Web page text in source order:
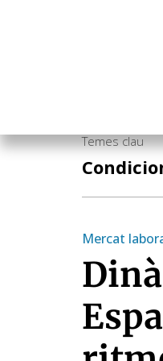
Temes clau
Mercat